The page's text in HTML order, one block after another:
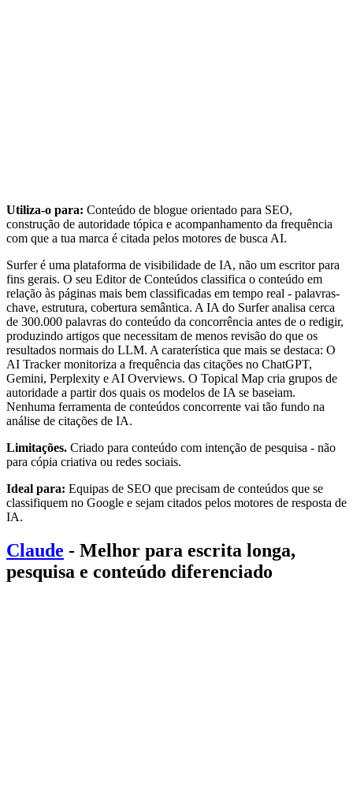
Utiliza-o para: Conteúdo de blogue orientado para SEO,
construção de autoridade tópica e acompanhamento da frequência
com que a tua marca é citada pelos motores de busca AI.
Surfer é uma plataforma de visibilidade de IA, não um escritor para
fins gerais. O seu Editor de Conteúdos classifica o conteúdo em
relação às páginas mais bem classificadas em tempo real - palavras-
chave, estrutura, cobertura semântica. A IA do Surfer analisa cerca
de 300.000 palavras do conteúdo da concorrência antes de o redigir,
produzindo artigos que necessitam de menos revisão do que os
resultados normais do LLM. A caraterística que mais se destaca: O
AI Tracker monitoriza a frequência das citações no ChatGPT,
Gemini, Perplexity e AI Overviews. O Topical Map cria grupos de
autoridade a partir dos quais os modelos de IA se baseiam.
Nenhuma ferramenta de conteúdos concorrente vai tão fundo na
análise de citações de IA.
Limitações. Criado para conteúdo com intenção de pesquisa - não
para cópia criativa ou redes sociais.
Ideal para: Equipas de SEO que precisam de conteúdos que se
classifiquem no Google e sejam citados pelos motores de resposta de
IA.
Claude - Melhor para escrita longa,
pesquisa e conteúdo diferenciado